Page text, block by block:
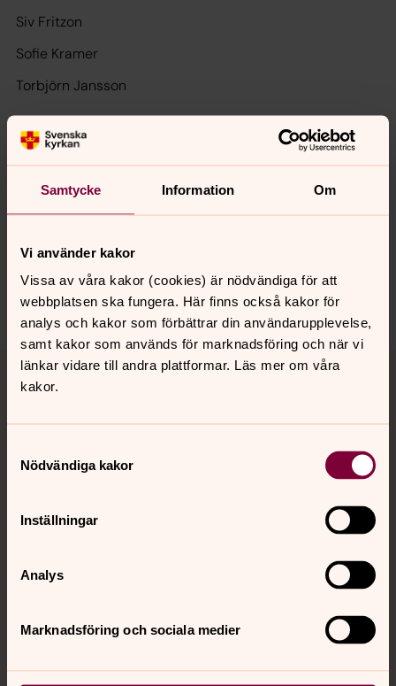
Samtycke Information Om
Vi använder kakor
Vissa av våra kakor (cookies) är nödvändiga för att
webbplatsen ska fungera. Här finns också kakor för
analys och kakor som förbättrar din användarupplevelse,
samt kakor som används för marknadsföring och när vi
länkar vidare till andra plattformar. Läs mer om våra
kakor.
Nödvändiga kakor
Inställningar
Analys
Marknadsföring och sociala medier
Siv Fritzon
Sofie Kramer
Torbjörn Jansson
Senast ändrad 15 juni 2026
Synpunkter eller frågor på sidans
innehåll?
Tillbaka till toppen
Tillbaka till innehållet
Kalender
Hitta snabbt